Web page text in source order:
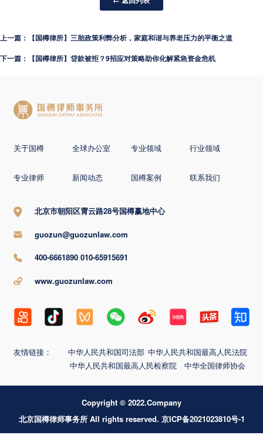
上一篇：【国樽律所】三胎政策利弊分析，家庭和谐与养老压力的平衡之道
下一篇：【国樽律所】贷款被拒？9招应对策略助你化解紧急资金危机
关于国樽 全球办公室 专业领域 行业领域
专业律师 新闻动态 国樽案例 联系我们
北京市朝阳区霄云路28号国樽赢地中心
guozun@guozunlaw.com
400-6661890 010-65915691
www.guozunlaw.com
友情链接： 中华人民共和国司法部 中华人民共和国最高人民法院
中华人民共和国最高人民检察院
中华全国律师协会
Copyright © 2022.Company
北京国樽律师事务所 All rights reserved. 京ICP备2021023810号-1